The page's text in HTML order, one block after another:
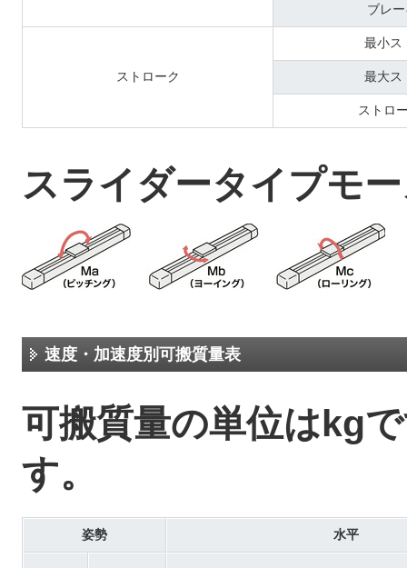
ブレ
ストローク
最小ス
最大ス
ストロ
スライダータイプモ
速度・加速度別可搬質量表
可搬質量の単位はkg
す。
姿勢 水平